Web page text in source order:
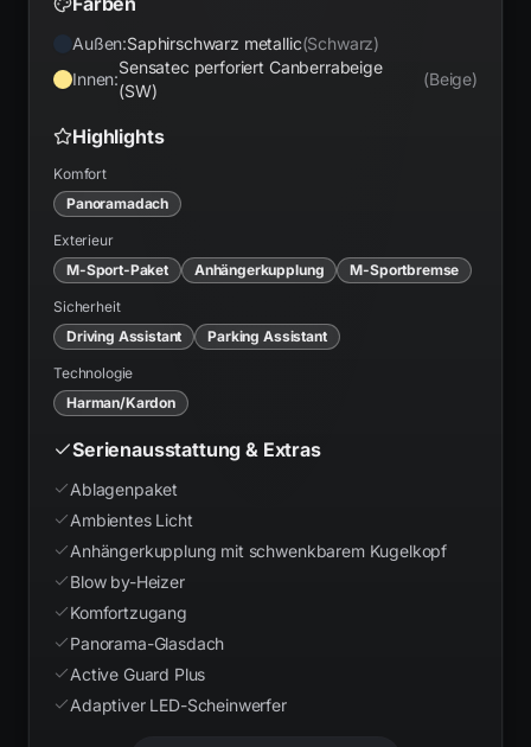
Außen:Saphirschwarz metallic(Schwarz)
Innen:
Sensatec perforiert Canberrabeige
(SW)
(Beige)
Highlights
Komfort
Panoramadach
Exterieur
M-Sport-Paket
Anhängerkupplung M-Sportbremse
Sicherheit
Driving Assistant
Parking Assistant
Technologie
Harman/Kardon
Serienausstattung & Extras
Ablagenpaket
Ambientes Licht
Anhängerkupplung mit schwenkbarem Kugelkopf
Blow by-Heizer
Komfortzugang
Panorama-Glasdach
Active Guard Plus
Adaptiver LED-Scheinwerfer